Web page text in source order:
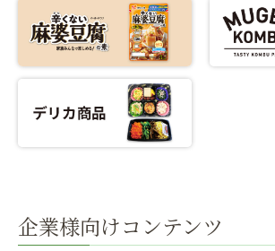
企業様向けコンテンツ